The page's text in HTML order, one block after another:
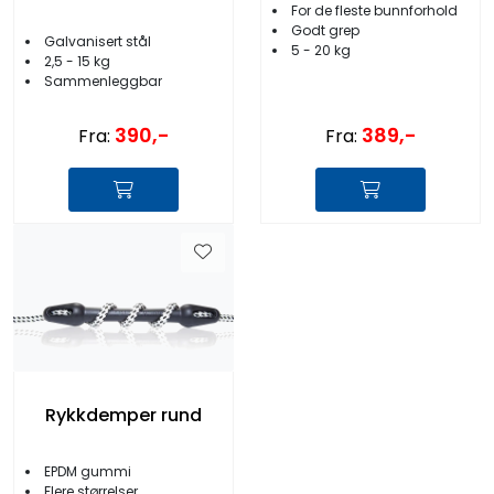
Galvanisert stål
2,5 - 15 kg
Sammenleggbar
Fra: 390,-
For de fleste bunnforhold
Godt grep
5 - 20 kg
Fra: 389,-
Rykkdemper rund
EPDM gummi